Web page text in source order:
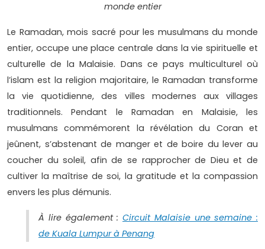
monde entier
Le Ramadan, mois sacré pour les musulmans du monde
entier, occupe une place centrale dans la vie spirituelle et
culturelle de la Malaisie. Dans ce pays multiculturel où
l’islam est la religion majoritaire, le Ramadan transforme
la vie quotidienne, des villes modernes aux villages
traditionnels. Pendant le Ramadan en Malaisie, les
musulmans commémorent la révélation du Coran et
jeûnent, s’abstenant de manger et de boire du lever au
coucher du soleil, afin de se rapprocher de Dieu et de
cultiver la maîtrise de soi, la gratitude et la compassion
envers les plus démunis.
À lire également : Circuit Malaisie une semaine :
de Kuala Lumpur à Penang